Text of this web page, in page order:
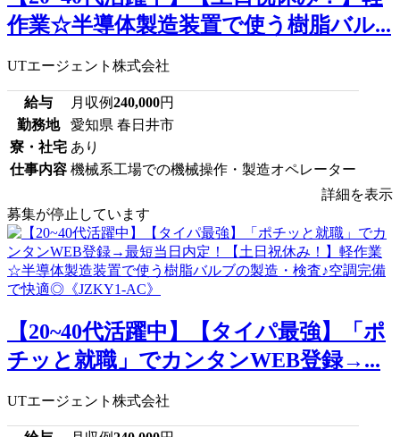
作業☆半導体製造装置で使う樹脂バル...
UTエージェント株式会社
給与 月収例240,000円
勤務地
愛知県 春日井市
寮・社宅 あり
仕事内容 機械系工場での機械操作・製造オペレーター
詳細を表示
募集が停止しています
【20~40代活躍中】【タイパ最強】「ポ
チッと就職」でカンタンWEB登録→...
UTエージェント株式会社